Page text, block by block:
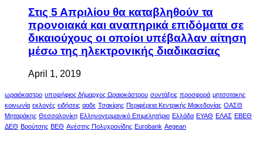
Στις 5 Απριλίου θα καταβληθούν τα
προνοιακά και αναπηρικά επιδόματα σε
δικαιούχους οι οποίοι υπέβαλλαν αίτηση
μέσω της ηλεκτρονικής διαδικασίας
April 1, 2019
ωραιόκαστρο υποψήφιος δήμαρχος Ωραιοκάστρου συντάξεις προσφορά μητσοτακης
κοινωνία εκλογές ειδήσεις ααδε Τσακίρης Περιφέρεια Κεντρικής Μακεδονίας ΟΑΣΘ
Μηταράκης Θεσσαλονίκη Ελληνογερμανικό Επιμελητήριο Ελλάδα ΕΥΑΘ ΕΛΑΣ ΕΒΕΘ
ΔΕΘ Βρούτσης ΒΕΘ Ανέστης Πολυχρονίδης Eurobank Aegean